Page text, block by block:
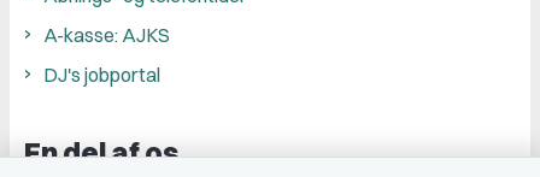
A-kasse: AJKS
DJ's jobportal
En del af os